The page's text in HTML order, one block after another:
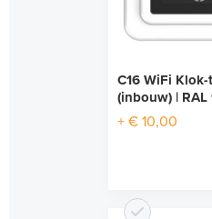
C16 WiFi
(inbouw) | RAL
+ € 10,00